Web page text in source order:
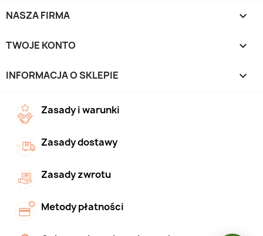
NASZA FIRMA 
TWOJE KONTO 
INFORMACJA O SKLEPIE keyboard_arrow_down
Zasady i warunki
Zasady dostawy
Zasady zwrotu
Metody płatności